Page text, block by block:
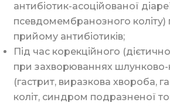
антибіотик-асоційованої
псевдомембранозного коліту)
прийому антибіотиків;
Під час корекційного
при захворюваннях шлунково-
(гастрит, виразкова хвороба,
коліт, синдром подразненої